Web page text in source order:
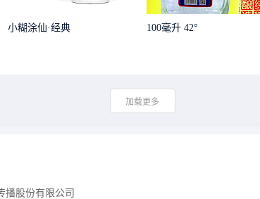
小糊涂仙·经典 100毫升 42°
加载更多
播股份有限公司